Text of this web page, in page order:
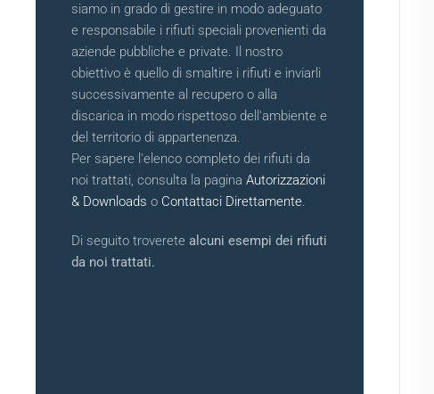
siamo in grado di gestire in modo adeguato
e responsabile i rifiuti speciali provenienti da
aziende pubbliche e private. Il nostro
obiettivo è quello di smaltire i rifiuti e inviarli
successivamente al recupero o alla
discarica in modo rispettoso dell'ambiente e
del territorio di appartenenza.
Per sapere l'elenco completo dei rifiuti da
noi trattati, consulta la pagina Autorizzazioni
& Downloads o Contattaci Direttamente.
Di seguito troverete alcuni esempi dei rifiuti
da noi trattati.